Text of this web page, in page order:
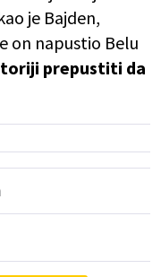
je Bajden,
on napustio Belu
prepustiti da